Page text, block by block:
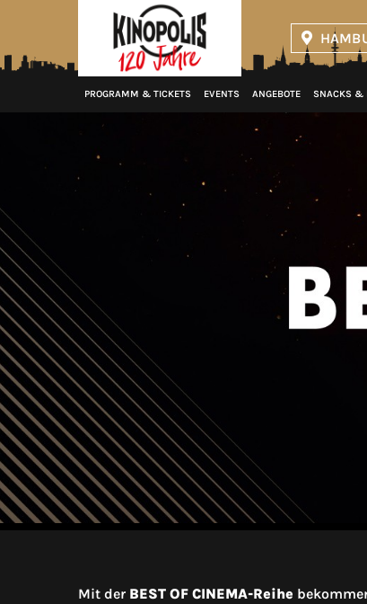
PROGRAMM & TICKETS EVENTS ANGEBOTE SNACKS &
Mit der BEST OF CINEMA-Reihe